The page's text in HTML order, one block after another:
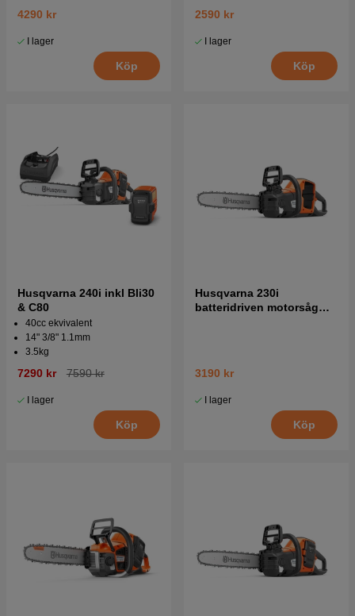
4290 kr
I lager
Köp
2590 kr
I lager
Köp
Husqvarna 240i inkl Bli30
& C80
40cc ekvivalent
14" 3/8" 1.1mm
3.5kg
7290 kr 7590 kr
I lager
Köp
Husqvarna 230i
batteridriven motorsåg
3190 kr
I lager
Köp